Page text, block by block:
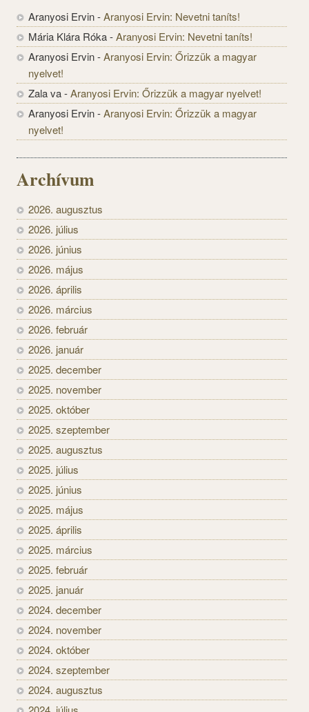
Aranyosi Ervin-Aranyosi Ervin: Nevetni taníts!
Mária Klára Róka-Aranyosi Ervin: Nevetni taníts!
Aranyosi Ervin-Aranyosi Ervin: Őrizzük a magyar
nyelvet!
Zala va-Aranyosi Ervin: Őrizzük a magyar nyelvet!
Aranyosi Ervin-Aranyosi Ervin: Őrizzük a magyar
nyelvet!
Archívum
2026. augusztus
2026. július
2026. június
2026. május
2026. április
2026. március
2026. február
2026. január
2025. december
2025. november
2025. október
2025. szeptember
2025. augusztus
2025. július
2025. június
2025. május
2025. április
2025. március
2025. február
2025. január
2024. december
2024. november
2024. október
2024. szeptember
2024. augusztus